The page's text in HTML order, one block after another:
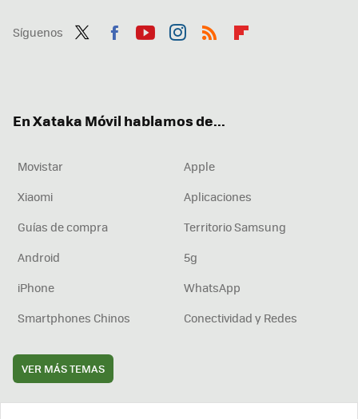
Síguenos
En Xataka Móvil hablamos de...
Movistar
Apple
Xiaomi
Aplicaciones
Guías de compra
Territorio Samsung
Android
5g
iPhone
WhatsApp
Smartphones Chinos
Conectividad y Redes
VER MÁS TEMAS